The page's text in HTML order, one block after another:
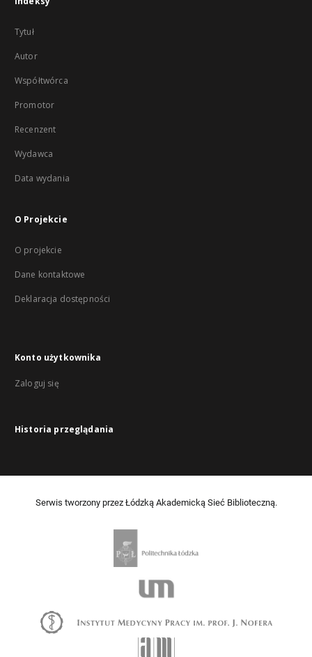
Tytuł
Autor
Współtwórca
Promotor
Recenzent
Wydawca
Data wydania
O Projekcie
O projekcie
Dane kontaktowe
Deklaracja dostępności
Konto użytkownika
Zaloguj się
Historia przeglądania
Serwis tworzony przez Łódzką Akademicką Sieć Biblioteczną.